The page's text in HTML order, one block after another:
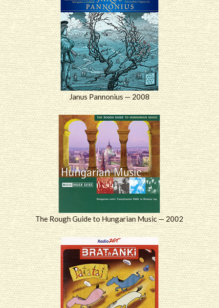
Janus Pannonius — 2008
The Rough Guide to Hungarian Music — 2002